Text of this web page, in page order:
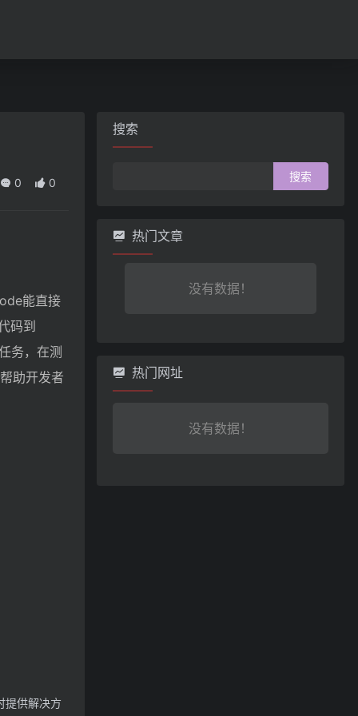
0 0
能直接
码到
务，在测
助开发者
提供解决方
搜索
热门文章
没有数据！
热门网址
没有数据！